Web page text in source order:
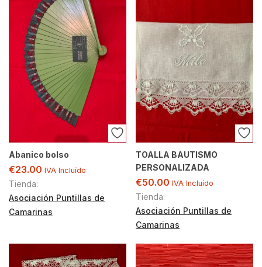
Abanico bolso
€23.00 IVA Incluído
Tienda:
Asociación Puntillas de
Camarinas
TOALLA BAUTISMO
PERSONALIZADA
€50.00 IVA Incluído
Tienda:
Asociación Puntillas de
Camarinas